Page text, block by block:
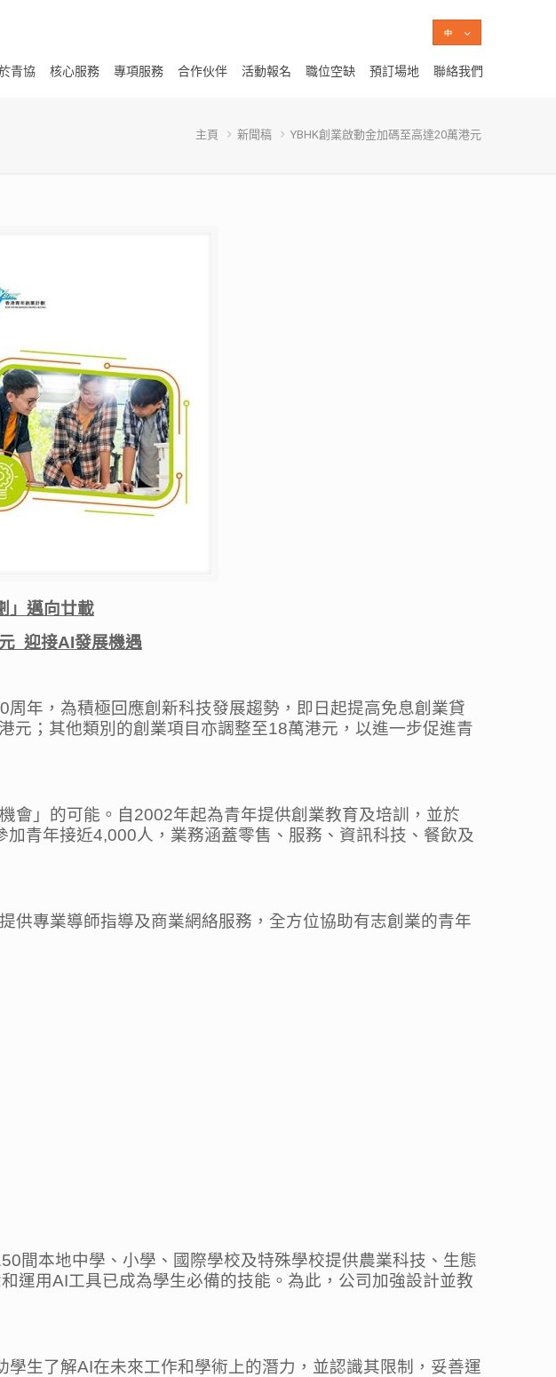
青協 核心服務 專項服務 合作伙伴 活動報名 職位空缺 預訂場地 聯絡我們
主頁 新聞稿 YBHK創業啟動金加碼至高達20萬港元
」邁向廿載
迎接AI發展機遇
年，為積極回應創新科技發展趨勢，即日起提高免息創業貸
元；其他類別的創業項目亦調整至18萬港元，以進一步促進青
會」的可能。自2002年起為青年提供創業教育及培訓，並於
青年接近4,000人，業務涵蓋零售、服務、資訊科技、餐飲及
供專業導師指導及商業網絡服務，全方位協助有志創業的青年
間本地中學、小學、國際學校及特殊學校提供農業科技、生態
運用AI工具已成為學生必備的技能。為此，公司加強設計並教
生了解AI在未來工作和學術上的潛力，並認識其限制，妥善運